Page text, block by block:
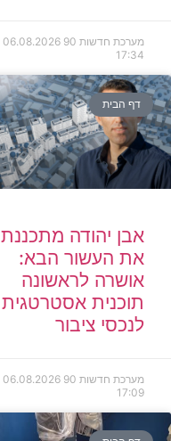
מערכת חדשות 90
06.08.2026
17:34
דף הבית
אבן יהודה מתכננת
את העשור הבא:
אושרה לראשונה
תוכנית אסטרטגית
לנכסי ציבור
מערכת חדשות 90
06.08.2026
17:09